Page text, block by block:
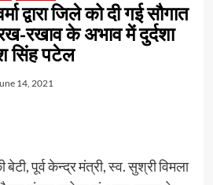
द्वारा जिले को दी गई सौगात
रखाव के अभाव में दुर्दशा
सिंह पटेल
14, 2021
पूर्व केन्द्र मंत्री, स्व. सुश्री विमला